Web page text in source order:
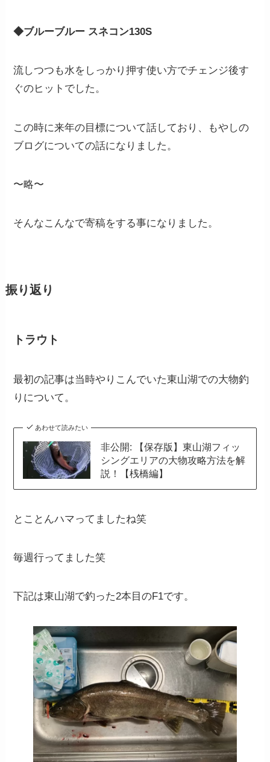
◆ブルーブルー スネコン130S
流しつつも水をしっかり押す使い方でチェンジ後す
ぐのヒットでした。
この時に来年の目標について話しており、もやしの
ブログについての話になりました。
〜略〜
そんなこんなで寄稿をする事になりました。
振り返り
トラウト
最初の記事は当時やりこんでいた東山湖での大物釣
りについて。
あわせて読みたい
非公開: 【保存版】東山湖フィッ
シングエリアの大物攻略方法を解
説！【桟橋編】
とことんハマってましたね笑
毎週行ってました笑
下記は東山湖で釣った2本目のF1です。